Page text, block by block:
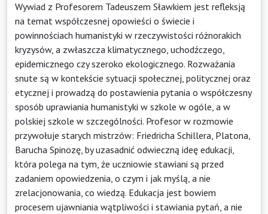
Wywiad z Profesorem Tadeuszem Sławkiem jest refleksją
na temat współczesnej opowieści o świecie i
powinnościach humanistyki w rzeczywistości różnorakich
kryzysów, a zwłaszcza klimatycznego, uchodźczego,
epidemicznego czy szeroko ekologicznego. Rozważania
snute są w kontekście sytuacji społecznej, politycznej oraz
etycznej i prowadzą do postawienia pytania o współczesny
sposób uprawiania humanistyki w szkole w ogóle, a w
polskiej szkole w szczególności. Profesor w rozmowie
przywołuje starych mistrzów: Friedricha Schillera, Platona,
Barucha Spinozę, by uzasadnić odwieczną ideę edukacji,
która polega na tym, że uczniowie stawiani są przed
zadaniem opowiedzenia, o czym i jak myślą, a nie
zrelacjonowania, co wiedzą. Edukacja jest bowiem
procesem ujawniania wątpliwości i stawiania pytań, a nie